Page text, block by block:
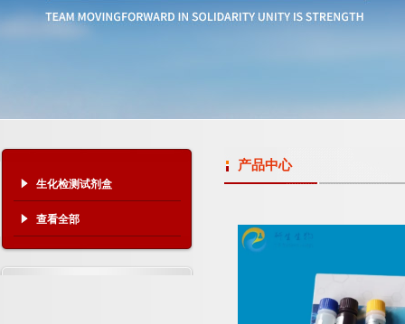
生化检测试剂盒
查看全部
产品中心